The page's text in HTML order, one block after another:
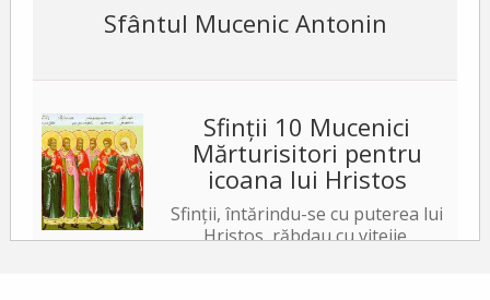
Sfântul Mucenic Antonin
Sfinții 10 Mucenici
Mărturisitori pentru
icoana lui Hristos
Sfinții, întărindu-se cu puterea lui
Hristos, răbdau cu vitejie,